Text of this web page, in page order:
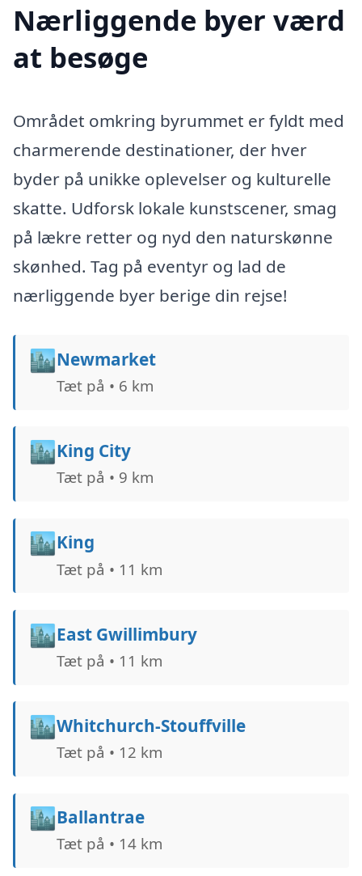
Nærliggende byer værd
at besøge
Området omkring byrummet er fyldt med
charmerende destinationer, der hver
byder på unikke oplevelser og kulturelle
skatte. Udforsk lokale kunstscener, smag
på lækre retter og nyd den naturskønne
skønhed. Tag på eventyr og lad de
nærliggende byer berige din rejse!
🏙️Newmarket
Tæt på • 6 km
🏙️King City
Tæt på • 9 km
🏙️King
Tæt på • 11 km
🏙️East Gwillimbury
Tæt på • 11 km
🏙️Whitchurch-Stouffville
Tæt på • 12 km
🏙️Ballantrae
Tæt på • 14 km